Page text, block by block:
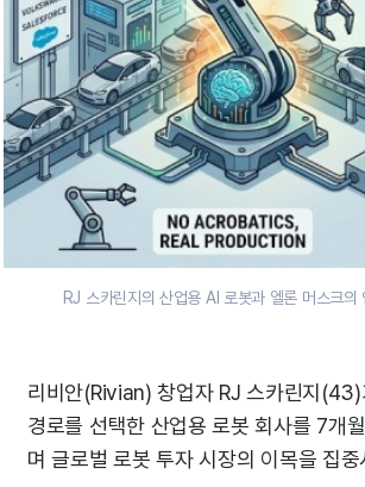
RJ 스카린지의 산업용 AI 로봇과 엘론 머스크
리비안(Rivian) 창업자 RJ 스카린지
경로를 선택한 산업용 로봇 회사를 7개
며 글로벌 로봇 투자 시장의 이목을 집